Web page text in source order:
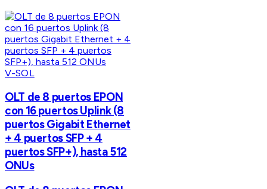
V-SOL
OLT de 8 puertos EPON
con 16 puertos Uplink (8
puertos Gigabit Ethernet
+ 4 puertos SFP + 4
puertos SFP+), hasta 512
ONUs